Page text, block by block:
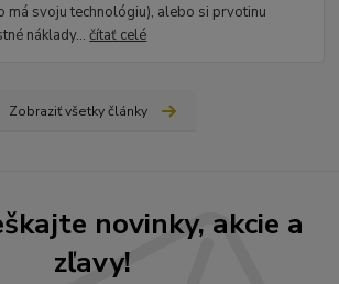
má svoju technológiu), alebo si prvotinu
náklady...čítať celé
Zobraziť všetky články
novinky, akcie a
zľavy!